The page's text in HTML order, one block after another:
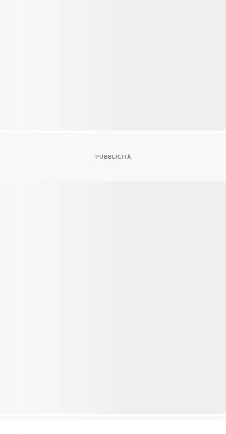
PUBBLICITÀ